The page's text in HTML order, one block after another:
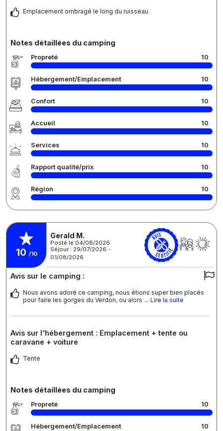
Emplacement ombragé le long du ruisseau
Notes détaillées du camping
Propreté 10
Hébergement/Emplacement 10
Confort 10
Accueil 10
Services 10
Rapport qualité/prix 10
Région 10
10 /10
Gerald M.
Posté le 04/08/2026
Séjour : 29/07/2026 -
01/08/2026
Avis sur le camping :
Nous avons adoré ce camping, nous étions super bien placés
pour faire les gorges du Verdon, ou alors ... Lire la suite
Avis sur l'hébergement : Emplacement + tente ou
caravane + voiture
Tente
Notes détaillées du camping
Propreté 10
Hébergement/Emplacement 10